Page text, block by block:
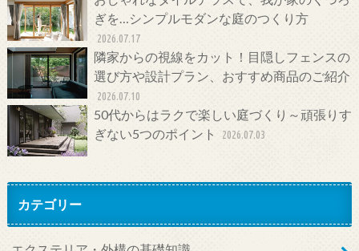
ぎを…シンプルモダンな庭のつくり方
2026.07.17
隣家からの視線をカット！目隠しフェンスの
選び方や設計プラン、おすすめ商品のご紹介
2026.07.10
50代からはラクで楽しい庭づくり～頑張りす
ぎない5つのポイント
2026.07.03
カテゴリー